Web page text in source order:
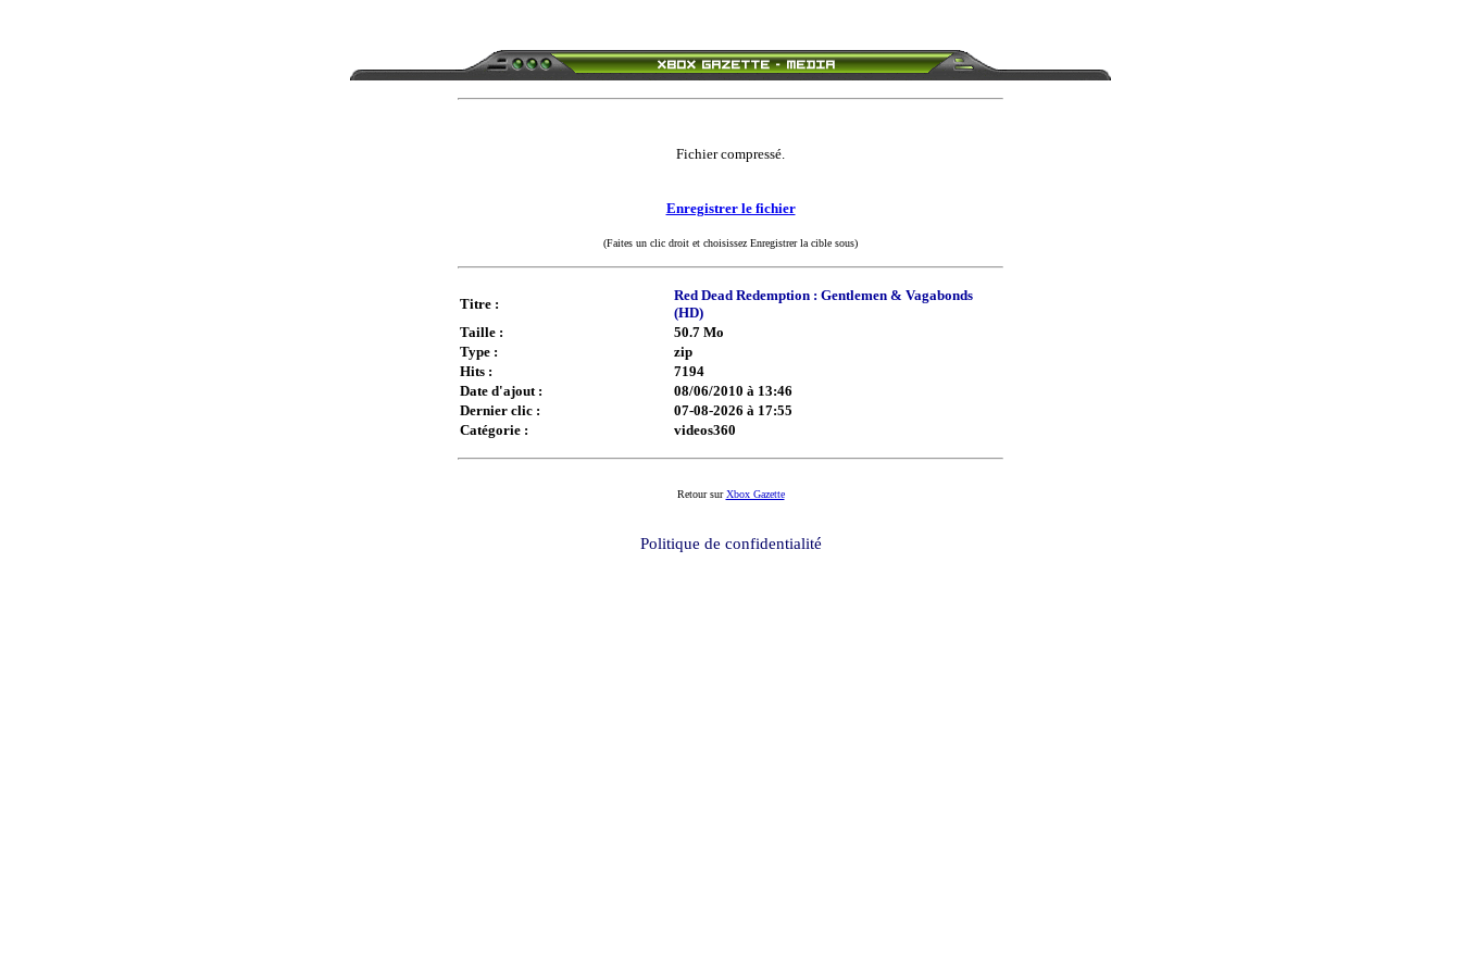
Fichier compressé.
Enregistrer le fichier
(Faites un clic droit et choisissez Enregistrer la cible sous)
Titre :
Red Dead Redemption : Gentlemen & Vagabonds
(HD)
Taille :
50.7 Mo
Type :
zip
Hits :
7194
Date d'ajout :
08/06/2010 à 13:46
Dernier clic :
07-08-2026 à 17:55
Catégorie :
videos360
Retour surXbox Gazette
Politique de confidentialité